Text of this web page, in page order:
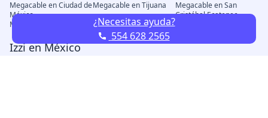
¿Necesitas ayuda?
554 628 2565